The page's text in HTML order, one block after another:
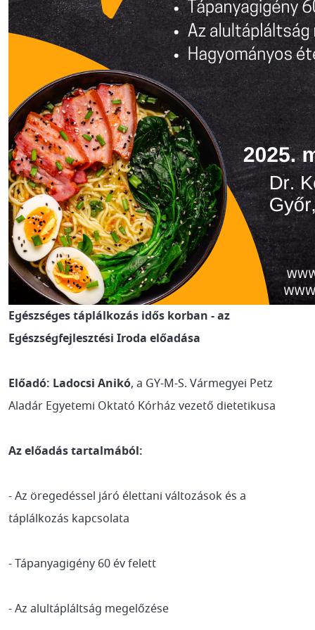
Egészséges táplálkozás idős korban - az
Egészségfejlesztési Iroda előadása
Előadó: Ladocsi Anikó, a GY-M-S. Vármegyei Petz
Aladár Egyetemi Oktató Kórház vezető dietetikusa
Az előadás tartalmából:
- Az öregedéssel járó élettani változások és a
táplálkozás kapcsolata
- Tápanyagigény 60 év felett
- Az alultápláltság megelőzése